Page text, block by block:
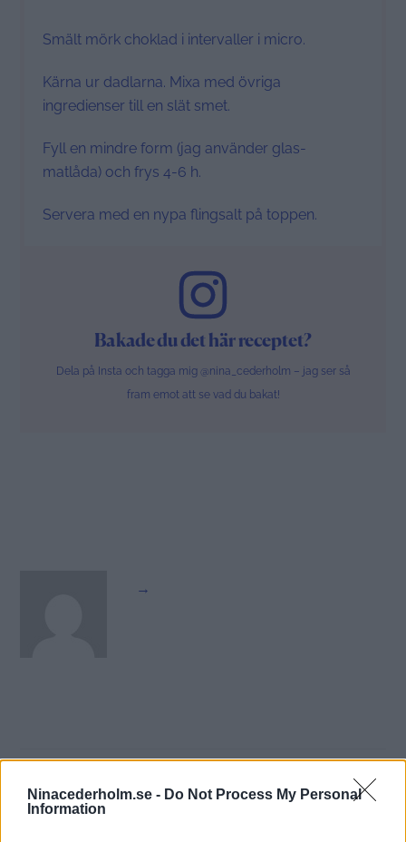
Ninacederholm.se - Do Not Process My Personal
Information
Smält mörk choklad i intervaller i micro.
Kärna ur dadlarna. Mixa med övriga
ingredienser till en slät smet.
Fyll en mindre form (jag använder glas-
matlåda) och frys 4-6 h.
Servera med en nypa flingsalt på toppen.
Bakade du det här receptet?
Dela på Insta och tagga mig @nina_cederholm – jag ser så
fram emot att se vad du bakat!
→
Related Posts